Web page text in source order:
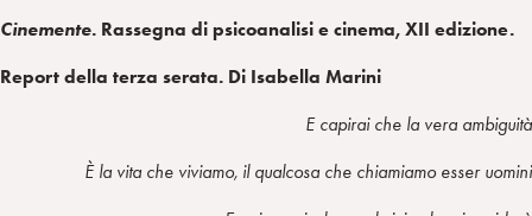
Cinemente. Rassegna di psicoanalisi e cinema, XII edizione.
Report della terza serata. Di Isabella Marini
E capirai che la vera ambiguità
È la vita che viviamo, il qualcosa che chiamiamo esser uomini